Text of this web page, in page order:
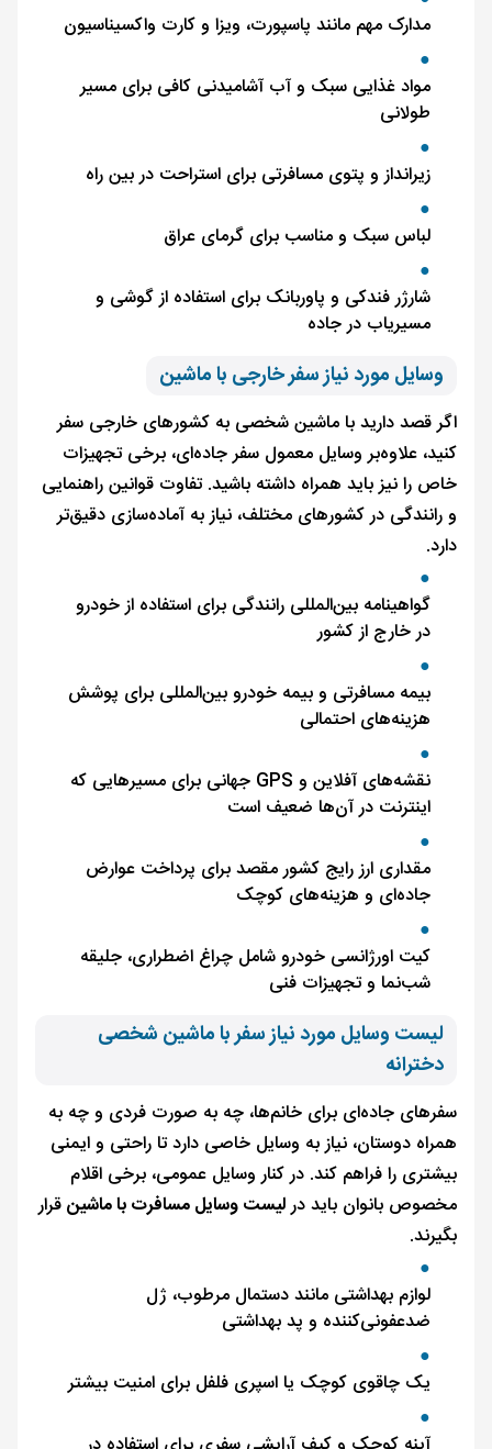
مدارک مهم مانند پاسپورت، ویزا و کارت واکسیناسیون
مواد غذایی سبک و آب آشامیدنی کافی برای مسیر
طولانی
زیرانداز و پتوی مسافرتی برای استراحت در بین راه
لباس سبک و مناسب برای گرمای عراق
شارژر فندکی و پاوربانک برای استفاده از گوشی و
مسیریاب در جاده
وسایل مورد نیاز سفر خارجی با ماشین
اگر قصد دارید با ماشین شخصی به کشورهای خارجی سفر
کنید، علاوه‌بر وسایل معمول سفر جاده‌ای، برخی تجهیزات
خاص را نیز باید همراه داشته باشید. تفاوت قوانین راهنمایی
و رانندگی در کشورهای مختلف، نیاز به آماده‌سازی دقیق‌تر
دارد.
گواهینامه بین‌المللی رانندگی برای استفاده از خودرو
در خارج از کشور
بیمه مسافرتی و بیمه خودرو بین‌المللی برای پوشش
هزینه‌های احتمالی
نقشه‌های آفلاین و GPS جهانی برای مسیرهایی که
اینترنت در آن‌ها ضعیف است
مقداری ارز رایج کشور مقصد برای پرداخت عوارض
جاده‌ای و هزینه‌های کوچک
کیت اورژانسی خودرو شامل چراغ اضطراری، جلیقه
شب‌نما و تجهیزات فنی
لیست وسایل مورد نیاز سفر با ماشین شخصی
دخترانه
سفرهای جاده‌ای برای خانم‌ها، چه به صورت فردی و چه به
همراه دوستان، نیاز به وسایل خاصی دارد تا راحتی و ایمنی
بیشتری را فراهم کند. در کنار وسایل عمومی، برخی اقلام
مخصوص بانوان باید درلیست وسایل مسافرت با ماشینقرار
بگیرند.
لوازم بهداشتی مانند دستمال مرطوب، ژل
ضدعفونی‌کننده و پد بهداشتی
یک چاقوی کوچک یا اسپری فلفل برای امنیت بیشتر